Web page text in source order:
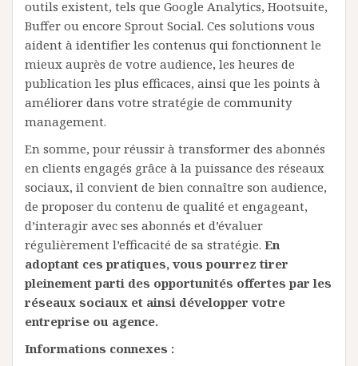
outils existent, tels que Google Analytics, Hootsuite,
Buffer ou encore Sprout Social. Ces solutions vous
aident à identifier les contenus qui fonctionnent le
mieux auprès de votre audience, les heures de
publication les plus efficaces, ainsi que les points à
améliorer dans votre stratégie de community
management.
En somme, pour réussir à transformer des abonnés
en clients engagés grâce à la puissance des réseaux
sociaux, il convient de bien connaître son audience,
de proposer du contenu de qualité et engageant,
d’interagir avec ses abonnés et d’évaluer
régulièrement l’efficacité de sa stratégie. En
adoptant ces pratiques, vous pourrez tirer
pleinement parti des opportunités offertes par les
réseaux sociaux et ainsi développer votre
entreprise ou agence.
Informations connexes :